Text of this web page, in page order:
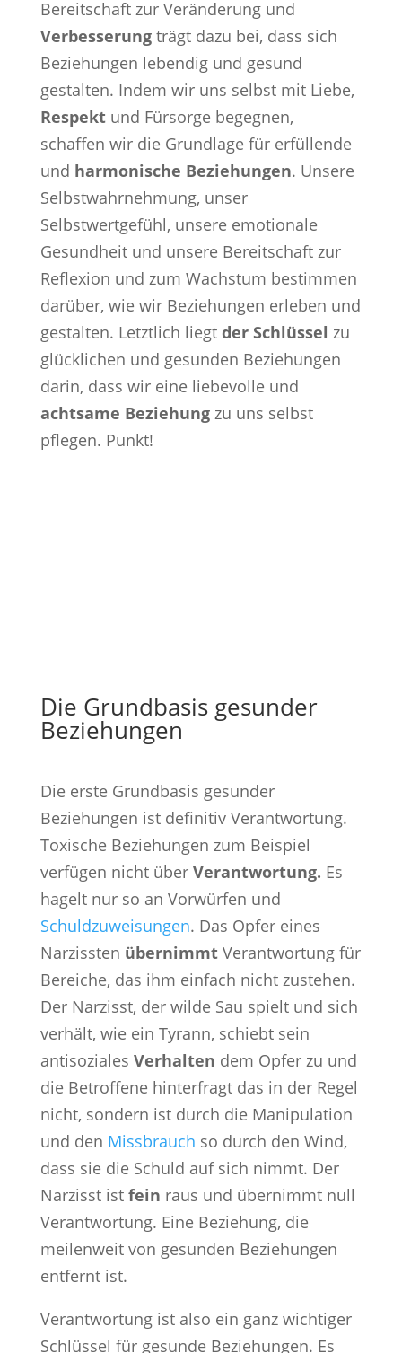
Bereitschaft zur Veränderung und
Verbesserungträgt dazu bei, dass sich
Beziehungen lebendig und gesund
gestalten. Indem wir uns selbst mit Liebe,
Respektund Fürsorge begegnen,
schaffen wir die Grundlage für erfüllende
und harmonische Beziehungen. Unsere
Selbstwahrnehmung, unser
Selbstwertgefühl, unsere emotionale
Gesundheit und unsere Bereitschaft zur
Reflexion und zum Wachstum bestimmen
darüber, wie wir Beziehungen erleben und
gestalten. Letztlich liegt der Schlüssel zu
glücklichen und gesunden Beziehungen
darin, dass wir eine liebevolle und
achtsame Beziehungzu uns selbst
pflegen. Punkt!
Die Grundbasis gesunder
Beziehungen
Die erste Grundbasis gesunder
Beziehungen ist definitiv Verantwortung.
Toxische Beziehungen zum Beispiel
verfügen nicht über Verantwortung. Es
hagelt nur so an Vorwürfen und
Schuldzuweisungen. Das Opfer eines
Narzissten übernimmtVerantwortung für
Bereiche, das ihm einfach nicht zustehen.
Der Narzisst, der wilde Sau spielt und sich
verhält, wie ein Tyrann, schiebt sein
antisoziales Verhalten dem Opfer zu und
die Betroffene hinterfragt das in der Regel
nicht, sondern ist durch die Manipulation
und den Missbrauch so durch den Wind,
dass sie die Schuld auf sich nimmt. Der
Narzisst ist fein raus und übernimmt null
Verantwortung. Eine Beziehung, die
meilenweit von gesunden Beziehungen
entfernt ist.
Verantwortung ist also ein ganz wichtiger
Schlüssel für gesunde Beziehungen. Es